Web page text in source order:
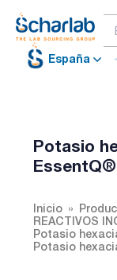
España
Potasio
EssentQ®
Inicio
REACTIVOS
Potasio
Potasio